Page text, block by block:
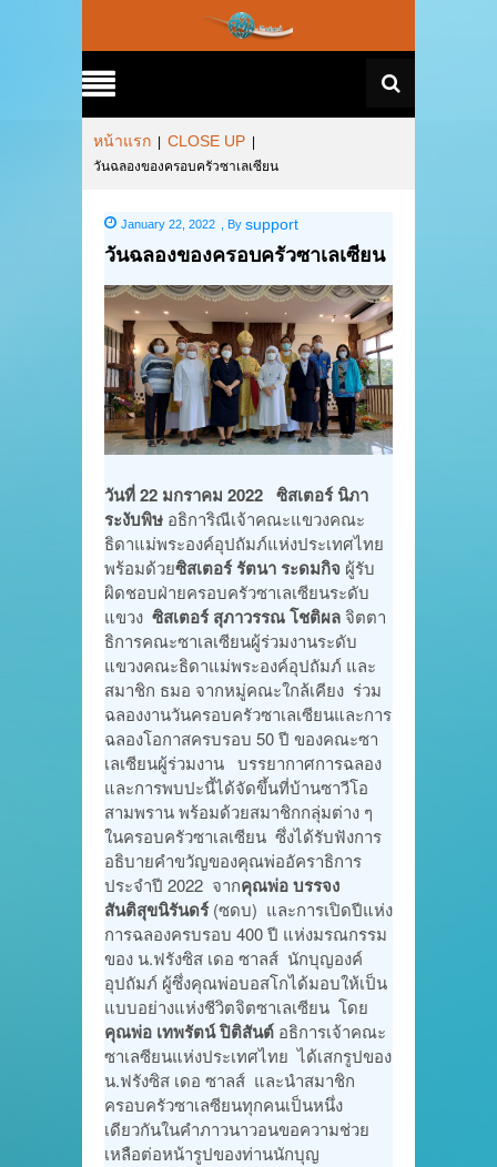
หน้าแรก CLOSE UP
วันฉลองของครอบครัวซาเลเซียน
January 22, 2022 By support
วันฉลองของครอบครัวซาเลเซียน
วันที่ 22 มกราคม 2022 ซิสเตอร์ นิภา
ระงับพิษ อธิการิณีเจ้าคณะแขวงคณะ
ธิดาแม่พระองค์อุปถัมภ์แห่งประเทศไทย
พร้อมด้วยซิสเตอร์ รัตนา ระดมกิจ ผู้รับ
ผิดชอบฝ่ายครอบครัวซาเลเซียนระดับ
แขวง ซิสเตอร์ สุภาวรรณ โชติผล จิตตา
ธิการคณะซาเลเซียนผู้ร่วมงานระดับ
แขวงคณะธิดาแม่พระองค์อุปถัมภ์ และ
สมาชิก ธมอ จากหมู่คณะใกล้เคียง ร่วม
ฉลองงานวันครอบครัวซาเลเซียนและการ
ฉลองโอกาสครบรอบ 50 ปี ของคณะซา
เลเซียนผู้ร่วมงาน บรรยากาศการฉลอง
และการพบปะนี้ได้จัดขึ้นที่บ้านซาวีโอ
สามพราน พร้อมด้วยสมาชิกกลุ่มต่าง ๆ
ในครอบครัวซาเลเซียน ซึ่งได้รับฟังการ
อธิบายคำขวัญของคุณพ่ออัคราธิการ
ประจำปี 2022 จากคุณพ่อ บรรจง
สันติสุขนิรันดร์(ซดบ) และการเปิดปีแห่ง
การฉลองครบรอบ 400 ปี แห่งมรณกรรม
ของ น.ฟรังซิส เดอ ซาลส์ นักบุญองค์
อุปถัมภ์ ผู้ซึ่งคุณพ่อบอสโกได้มอบให้เป็น
แบบอย่างแห่งชีวิตจิตซาเลเซียน โดย
คุณพ่อ เทพรัตน์ ปิติสันต์ อธิการเจ้าคณะ
ซาเลซียนแห่งประเทศไทย ได้เสกรูปของ
น.ฟรังซิส เดอ ซาลส์ และนำสมาชิก
ครอบครัวซาเลซียนทุกคนเป็นหนึ่ง
เดียวกันในคำภาวนาวอนขอความช่วย
เหลือต่อหน้ารูปของท่านนักบุญ